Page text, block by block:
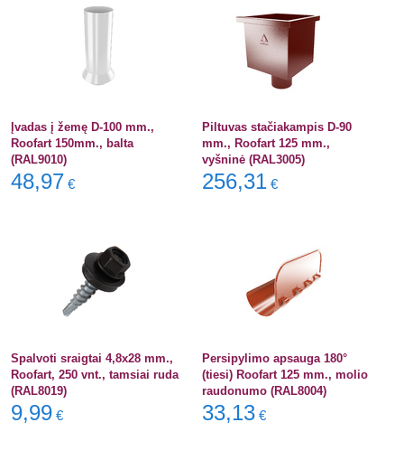
Įvadas į žemę D-100 mm.,
Roofart 150mm., balta
(RAL9010)
48,97 €
Piltuvas stačiakampis D-90
mm., Roofart 125 mm.,
vyšninė (RAL3005)
256,31 €
Spalvoti sraigtai 4,8x28 mm.,
Roofart, 250 vnt., tamsiai ruda
(RAL8019)
9,99 €
Persipylimo apsauga 180°
(tiesi) Roofart 125 mm., molio
raudonumo (RAL8004)
33,13 €